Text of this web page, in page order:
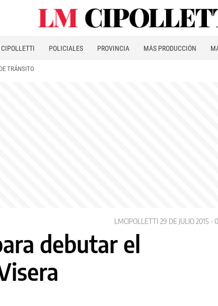
CIPOLLETTI POLICIALES PROVINCIA MÁS PRODUCCIÓN
TRÁNSITO
LMCIPOLLETTI 29 DE JULIO 2015 -
debutar el